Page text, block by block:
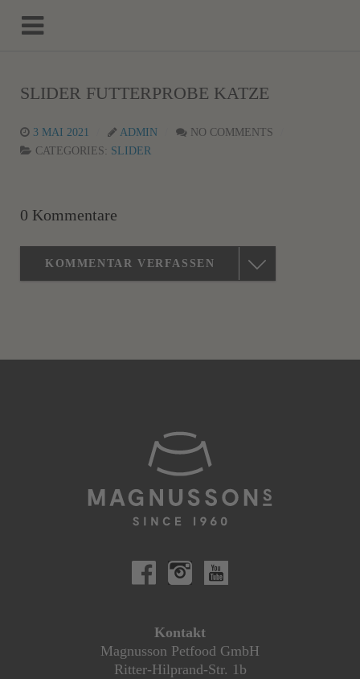
SLIDER FUTTERPROBE KATZE
3 MAI 2021 ADMIN
NO COMMENTS
CATEGORIES: SLIDER
0 Kommentare
KOMMENTAR VERFASSEN
Kontakt
Magnusson Petfood GmbH
Ritter-Hilprand-Str. 1b